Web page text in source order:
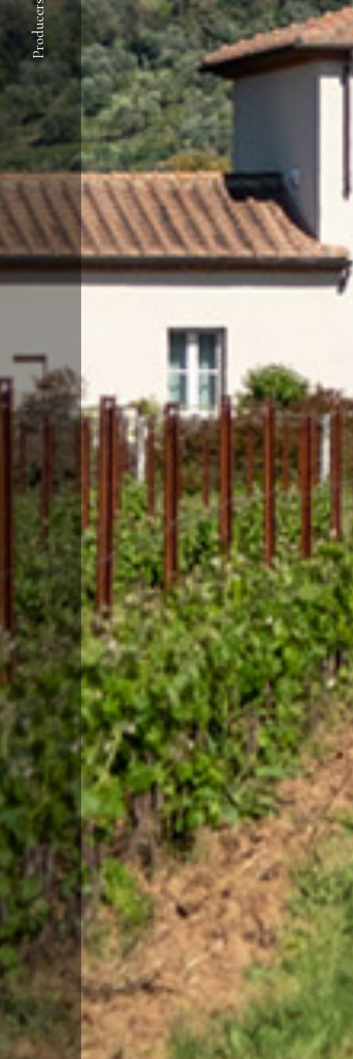
Producers